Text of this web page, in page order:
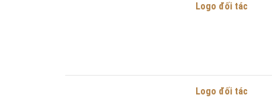
Logo đối tác
Logo đối tác